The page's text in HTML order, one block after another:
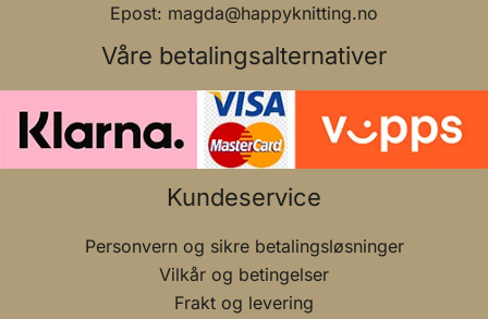
Epost: magda@happyknitting.no
Våre betalingsalternativer
Kundeservice
Personvern og sikre betalingsløsninger
Vilkår og betingelser
Frakt og levering